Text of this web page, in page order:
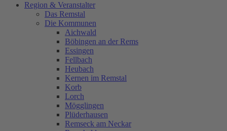
Region & Veranstalter
Das Remstal
Die Kommunen
Aichwald
Böbingen an der Rems
Essingen
Fellbach
Heubach
Kernen im Remstal
Korb
Lorch
Mögglingen
Plüderhausen
Remseck am Neckar